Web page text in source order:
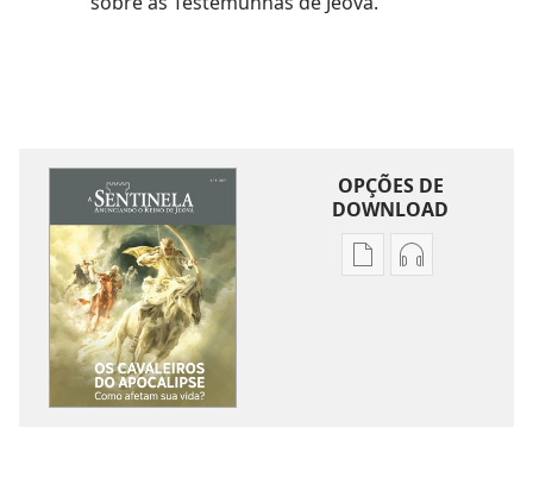
OPÇÕES DE
DOWNLOAD
OpçõesOpções